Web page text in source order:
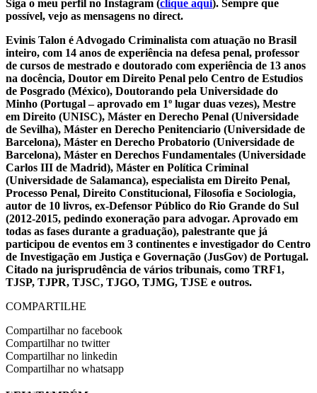
Siga o meu perfil no Instagram (clique aqui). Sempre que
possível, vejo as mensagens no direct.
Evinis Talon é Advogado Criminalista com atuação no Brasil
inteiro, com 14 anos de experiência na defesa penal, professor
de cursos de mestrado e doutorado com experiência de 13 anos
na docência, Doutor em Direito Penal pelo Centro de Estudios
de Posgrado (México), Doutorando pela Universidade do
Minho (Portugal – aprovado em 1º lugar duas vezes), Mestre
em Direito (UNISC), Máster en Derecho Penal (Universidade
de Sevilha), Máster en Derecho Penitenciario (Universidade de
Barcelona), Máster en Derecho Probatorio (Universidade de
Barcelona), Máster en Derechos Fundamentales (Universidade
Carlos III de Madrid), Máster en Política Criminal
(Universidade de Salamanca), especialista em Direito Penal,
Processo Penal, Direito Constitucional, Filosofia e Sociologia,
autor de 10 livros, ex-Defensor Público do Rio Grande do Sul
(2012-2015, pedindo exoneração para advogar. Aprovado em
todas as fases durante a graduação), palestrante que já
participou de eventos em 3 continentes e investigador do Centro
de Investigação em Justiça e Governação (JusGov) de Portugal.
Citado na jurisprudência de vários tribunais, como TRF1,
TJSP, TJPR, TJSC, TJGO, TJMG, TJSE e outros.
COMPARTILHE
Compartilhar no facebook
Compartilhar no twitter
Compartilhar no linkedin
Compartilhar no whatsapp